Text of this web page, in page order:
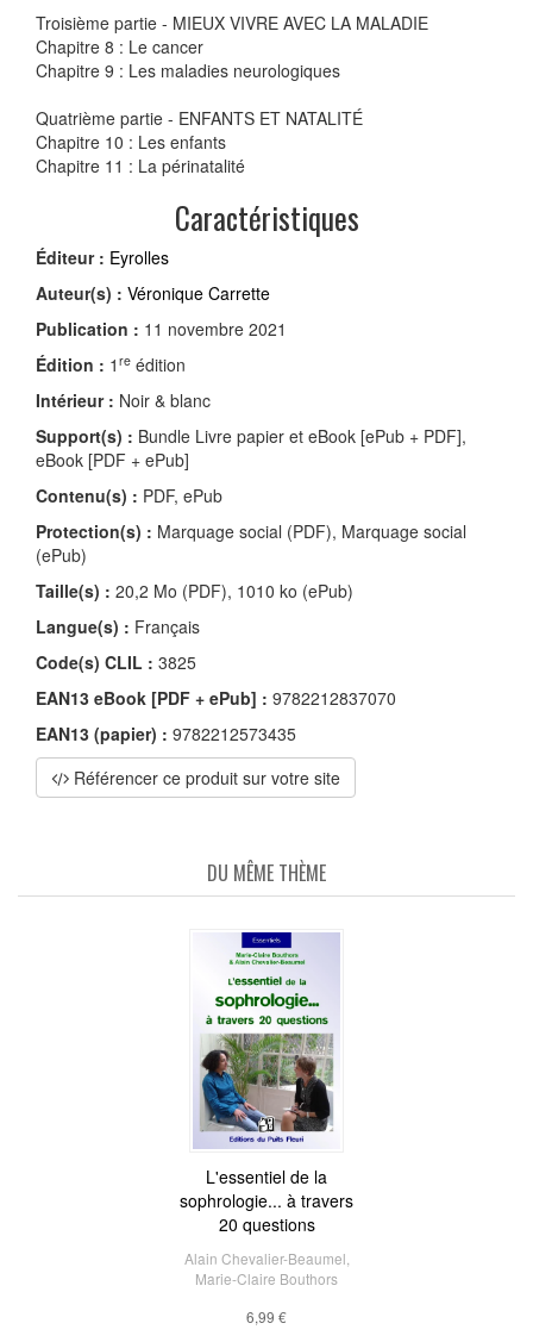
Troisième partie - MIEUX VIVRE AVEC LA MALADIE
Chapitre 8 : Le cancer
Chapitre 9 : Les maladies neurologiques
Quatrième partie - ENFANTS ET NATALITÉ
Chapitre 10 : Les enfants
Chapitre 11 : La périnatalité
Caractéristiques
Éditeur : Eyrolles
Auteur(s) : Véronique Carrette
Publication : 11 novembre 2021
Édition : 1 re édition
Intérieur : Noir & blanc
Support(s) : Bundle Livre papier et eBook [ePub + PDF],
eBook [PDF + ePub]
Contenu(s) : PDF, ePub
Protection(s) : Marquage social (PDF), Marquage social
(ePub)
Taille(s) : 20,2 Mo (PDF), 1010 ko (ePub)
Langue(s) : Français
Code(s) CLIL : 3825
EAN13 eBook [PDF + ePub] : 9782212837070
EAN13 (papier) : 9782212573435
Référencer ce produit sur votre site
DU MÊME THÈME
L'essentiel de la
sophrologie... à travers
20 questions
Alain Chevalier-Beaumel,
Marie-Claire Bouthors
6,99 €